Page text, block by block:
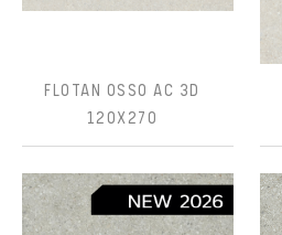
FLOTAN OSSO AC 3D
120X270